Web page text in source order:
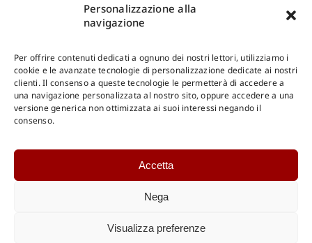
Personalizzazione alla
navigazione
Per offrire contenuti dedicati a ognuno dei nostri lettori, utilizziamo i
cookie e le avanzate tecnologie di personalizzazione dedicate ai nostri
clienti. Il consenso a queste tecnologie le permetterà di accedere a
una navigazione personalizzata al nostro sito, oppure accedere a una
versione generica non ottimizzata ai suoi interessi negando il
consenso.
Accetta
Nega
Visualizza preferenze
Shop Gangemi Editore-Pagamenti Sicuri e anche Rateali
Catalogo Online
Catalogo Internazionale
DOWNLOAD
Catalogo Internazionale